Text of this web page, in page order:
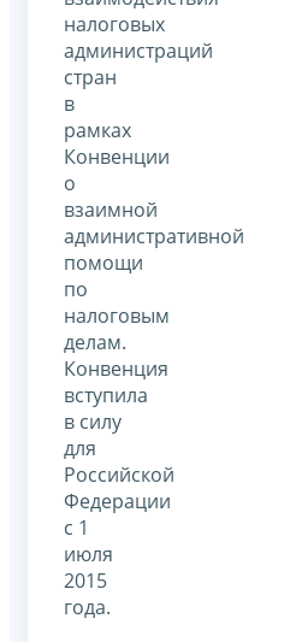
налоговых
администраций
стран
в
рамках
Конвенции
о
взаимной
административной
помощи
по
налоговым
делам.
Конвенция
вступила
в силу
для
Российской
Федерации
с 1
июля
2015
года.